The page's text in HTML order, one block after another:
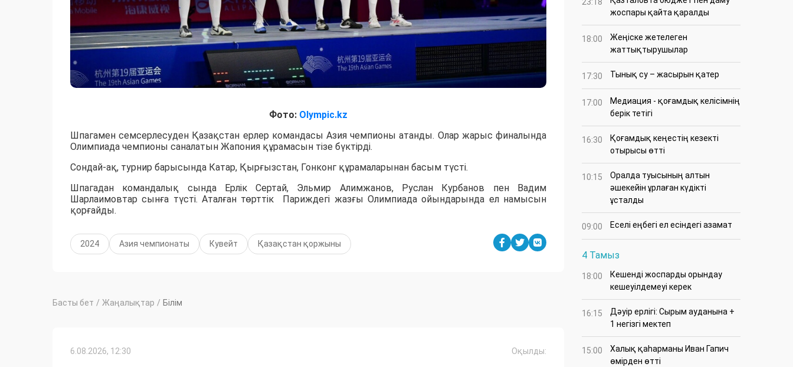
Фото: Olympic.kz
Шпагамен семсерлесуден Қазақстан ерлер командасы Азия чемпионы атанды. Олар жарыс финалында
Олимпиада чемпионы саналатын Жапония құрамасын тізе бүктірді.
Сондай-ақ, турнир барысында Катар, Қырғызстан, Гонконг құрамаларынан басым түсті.
Шпагадан командалық сында Ерлік Сертай, Эльмир Алимжанов, Руслан Курбанов пен Вадим
Шарлаимовтар сынға түсті. Аталған төрттік Париждегі жазғы Олимпиада ойындарында ел намысын
қорғайды.
2024 Азия чемпионаты Кувейт Қазақстан қоржыны
Басты бет / Жаңалықтар / Білім
6.08.2026, 12:30 Оқылды:
23:18
жоспары қайта қаралды
18:00
Жеңіске жетелеген
жаттықтырушылар
17:30 Тынық су – жасырын қатер
17:00
Медиация - қоғамдық келісімнің
берік тетігі
16:30
Қоғамдық кеңестің кезекті
отырысы өтті
10:15
Оралда туысының алтын
әшекейін ұрлаған күдікті
ұсталды
09:00 Еселі еңбегі ел есіндегі азамат
4 Тамыз
18:00
Кешенді жоспарды орындау
кешеуілдемеуі керек
16:15
Дәуір ерлігі: Сырым ауданына +
1 негізгі мектеп
15:00
Халық қаһарманы Иван Гапич
өмірден өтті